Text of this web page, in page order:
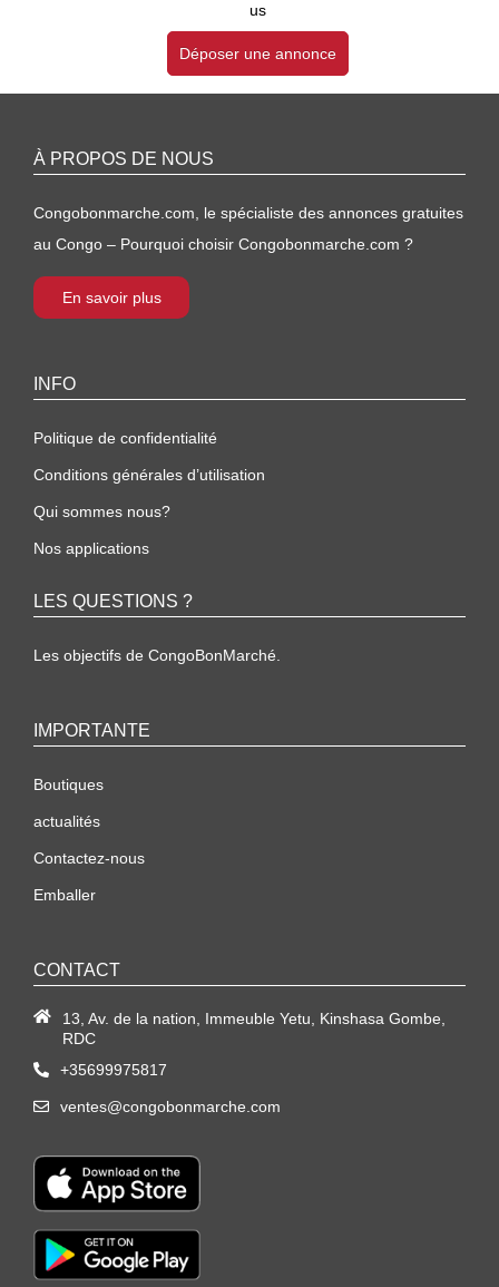
us
Déposer une annonce
À PROPOS DE NOUS
Congobonmarche.com, le spécialiste des annonces gratuites
au Congo – Pourquoi choisir Congobonmarche.com ?
En savoir plus
INFO
Politique de confidentialité
Conditions générales d’utilisation
Qui sommes nous?
Nos applications
LES QUESTIONS ?
Les objectifs de CongoBonMarché.
IMPORTANTE
Boutiques
actualités
Contactez-nous
Emballer
CONTACT
13, Av. de la nation, Immeuble Yetu, Kinshasa Gombe,
RDC
+35699975817
ventes@congobonmarche.com